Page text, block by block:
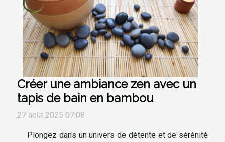
Créer une ambiance zen avec un
tapis de bain en bambou
27 août 2025 07:08
Plongez dans un univers de détente et de sérénité